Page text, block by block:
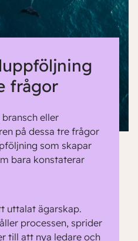
frågor
eller
på dessa tre frågor
som skapar
bara konstaterar
uttalat ägarskap.
processen, sprider
till att nya ledare och